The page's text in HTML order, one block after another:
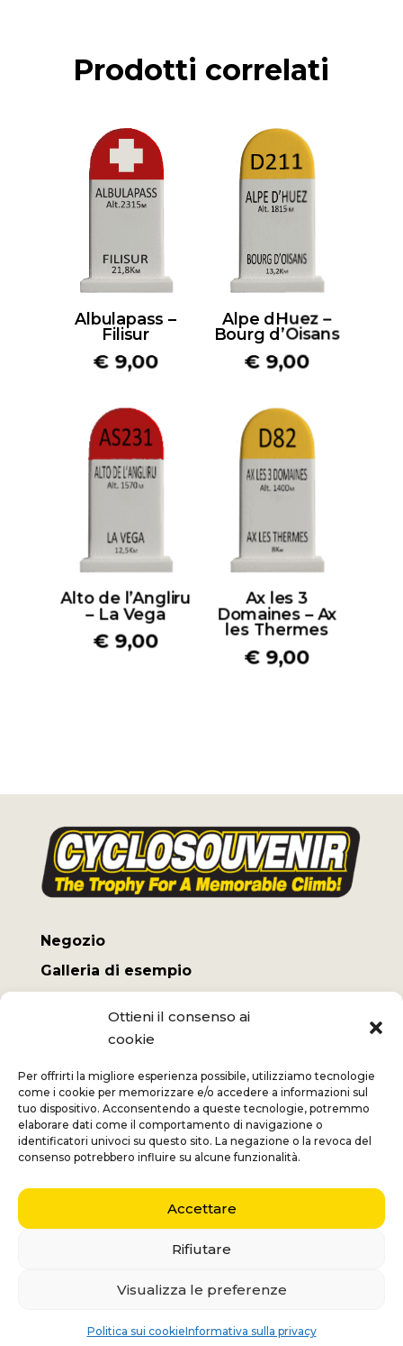
Ottieni il consenso ai
cookie
Per offrirti la migliore esperienza possibile, utilizziamo tecnologie
come i cookie per memorizzare e/o accedere a informazioni sul
tuo dispositivo. Acconsentendo a queste tecnologie, potremmo
elaborare dati come il comportamento di navigazione o
identificatori univoci su questo sito. La negazione o la revoca del
consenso potrebbero influire su alcune funzionalità.
Accettare
Rifiutare
Visualizza le preferenze
Politica sui cookieInformativa sulla privacy
Prodotti correlati
Albulapass –
Filisur
€ 9,00
Alpe dHuez –
Bourg d’Oisans
€ 9,00
Alto de l’Angliru
– La Vega
€ 9,00
Ax les 3
Domaines – Ax
les Thermes
€ 9,00
Negozio
Galleria di esempio
Jan+32 (0) 477 732 949
Veronique+32 (0)472 562 684
Middelmolenlaan 100
2100 Deurne
Nederlands(Olandese) English